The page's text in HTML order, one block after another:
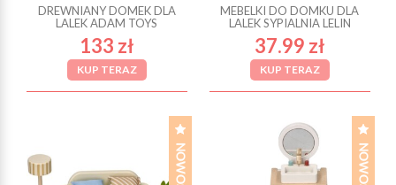
DREWNIANY DOMEK DLA
LALEK ADAM TOYS
133 zł
KUP TERAZ
MEBELKI DO DOMKU DLA
LALEK SYPIALNIA LELIN
37.99 zł
KUP TERAZ